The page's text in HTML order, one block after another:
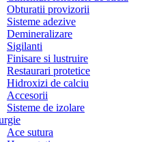
Obturatii provizorii
Sisteme adezive
Demineralizare
Sigilanti
Finisare si lustruire
Restaurari protetice
Hidroxizi de calciu
Accesorii
Sisteme de izolare
Ace sutura